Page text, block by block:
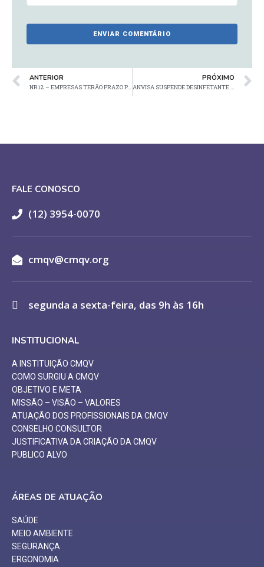
ANTERIOR
NR12 – EMPRESAS TERÃO PRAZO PARA ADEQUAREM MÁQUINAS E EQUIPAMENTOS ANTES DE SEREM AUTUADOS
PRÓXIMO
ANVISA SUSPENDE DESINFETANTE HOSPITALAR
FALE CONOSCO
(12) 3954-0070
cmqv@cmqv.org
segunda a sexta-feira, das 9h às 16h
INSTITUCIONAL
A INSTITUIÇÃO CMQV
COMO SURGIU A CMQV
OBJETIVO E META
MISSÃO – VISÃO – VALORES
ATUAÇÃO DOS PROFISSIONAIS DA CMQV
CONSELHO CONSULTOR
JUSTIFICATIVA DA CRIAÇÃO DA CMQV
PUBLICO ALVO
ÁREAS DE ATUAÇÃO
SAÚDE
MEIO AMBIENTE
SEGURANÇA
ERGONOMIA